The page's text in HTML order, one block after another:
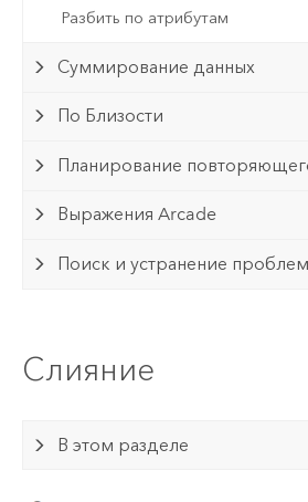
Разбить по атрибутам
Суммирование данных
По Близости
Планирование
Выражения Arcade
Поиск и устранение проблем
Слияние
В этом разделе